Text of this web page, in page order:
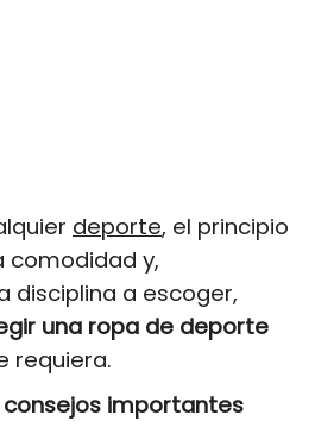
deporte, el principio
comodidad y,
disciplina a escoger,
una ropa de deporte
requiera.
consejos importantes